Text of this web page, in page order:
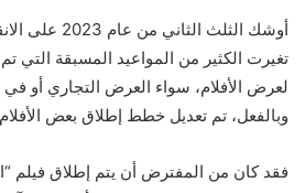
أوشك الثلث
تغيرت الكثير من المواعيد المسبقة التي
لعرض الأفلام، سواء العرض التجاري أو في
وبالفعل، تم تعديل خطط إطلاق بعض